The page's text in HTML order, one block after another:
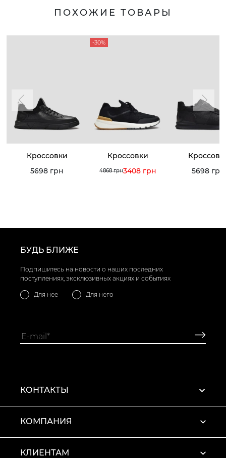
ПОХОЖИЕ ТОВАРЫ
Кроссовки
5698 грн
-30%
Кроссовки
4868 грн3408 грн
5698 грн
БУДЬ БЛИЖЕ
Подпишитесь на новости о наших последних
поступлениях, эксклюзивных акциях и событиях
Для нее Для него
КОНТАКТЫ
КОМПАНИЯ
КЛИЕНТАМ